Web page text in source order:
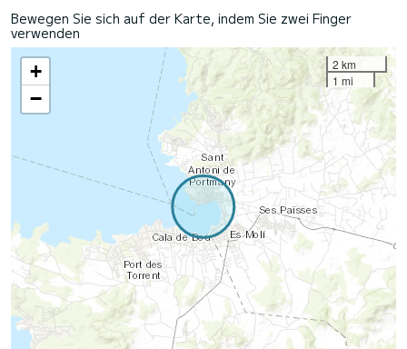
Bewegen Sie sich auf der Karte, indem Sie zwei Finger
verwenden
+
−
2 km
1 mi